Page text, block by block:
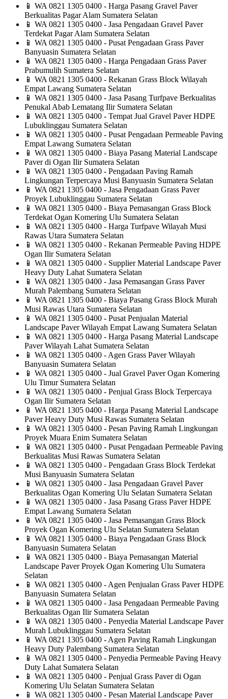
📱 WA 0821 1305 0400 - Harga Pasang Gravel Paver
Berkualitas Pagar Alam Sumatera Selatan
📱 WA 0821 1305 0400 - Jasa Pengadaan Gravel Paver
Terdekat Pagar Alam Sumatera Selatan
📱 WA 0821 1305 0400 - Pusat Pengadaan Grass Paver
Banyuasin Sumatera Selatan
📱 WA 0821 1305 0400 - Harga Pengadaan Grass Paver
Prabumulih Sumatera Selatan
📱 WA 0821 1305 0400 - Rekanan Grass Block Wilayah
Empat Lawang Sumatera Selatan
📱 WA 0821 1305 0400 - Jasa Pasang Turfpave Berkualitas
Penukal Abab Lematang Ilir Sumatera Selatan
📱 WA 0821 1305 0400 - Tempat Jual Gravel Paver HDPE
Lubuklinggau Sumatera Selatan
📱 WA 0821 1305 0400 - Pusat Pengadaan Permeable Paving
Empat Lawang Sumatera Selatan
📱 WA 0821 1305 0400 - Biaya Pasang Material Landscape
Paver di Ogan Ilir Sumatera Selatan
📱 WA 0821 1305 0400 - Pengadaan Paving Ramah
Lingkungan Terpercaya Musi Banyuasin Sumatera Selatan
📱 WA 0821 1305 0400 - Jasa Pengadaan Grass Paver
Proyek Lubuklinggau Sumatera Selatan
📱 WA 0821 1305 0400 - Biaya Pemasangan Grass Block
Terdekat Ogan Komering Ulu Sumatera Selatan
📱 WA 0821 1305 0400 - Harga Turfpave Wilayah Musi
Rawas Utara Sumatera Selatan
📱 WA 0821 1305 0400 - Rekanan Permeable Paving HDPE
Ogan Ilir Sumatera Selatan
📱 WA 0821 1305 0400 - Supplier Material Landscape Paver
Heavy Duty Lahat Sumatera Selatan
📱 WA 0821 1305 0400 - Jasa Pemasangan Grass Paver
Murah Palembang Sumatera Selatan
📱 WA 0821 1305 0400 - Biaya Pasang Grass Block Murah
Musi Rawas Utara Sumatera Selatan
📱 WA 0821 1305 0400 - Pusat Penjualan Material
Landscape Paver Wilayah Empat Lawang Sumatera Selatan
📱 WA 0821 1305 0400 - Harga Pasang Material Landscape
Paver Wilayah Lahat Sumatera Selatan
📱 WA 0821 1305 0400 - Agen Grass Paver Wilayah
Banyuasin Sumatera Selatan
📱 WA 0821 1305 0400 - Jual Gravel Paver Ogan Komering
Ulu Timur Sumatera Selatan
📱 WA 0821 1305 0400 - Penjual Grass Block Terpercaya
Ogan Ilir Sumatera Selatan
📱 WA 0821 1305 0400 - Harga Pasang Material Landscape
Paver Heavy Duty Musi Rawas Sumatera Selatan
📱 WA 0821 1305 0400 - Pesan Paving Ramah Lingkungan
Proyek Muara Enim Sumatera Selatan
📱 WA 0821 1305 0400 - Pusat Pengadaan Permeable Paving
Berkualitas Musi Rawas Sumatera Selatan
📱 WA 0821 1305 0400 - Pengadaan Grass Block Terdekat
Musi Banyuasin Sumatera Selatan
📱 WA 0821 1305 0400 - Jasa Pengadaan Gravel Paver
Berkualitas Ogan Komering Ulu Selatan Sumatera Selatan
📱 WA 0821 1305 0400 - Jasa Pasang Grass Paver HDPE
Empat Lawang Sumatera Selatan
📱 WA 0821 1305 0400 - Jasa Pemasangan Grass Block
Proyek Ogan Komering Ulu Selatan Sumatera Selatan
📱 WA 0821 1305 0400 - Biaya Pengadaan Grass Block
Banyuasin Sumatera Selatan
📱 WA 0821 1305 0400 - Biaya Pemasangan Material
Landscape Paver Proyek Ogan Komering Ulu Sumatera
Selatan
📱 WA 0821 1305 0400 - Agen Penjualan Grass Paver HDPE
Banyuasin Sumatera Selatan
📱 WA 0821 1305 0400 - Jasa Pengadaan Permeable Paving
Berkualitas Ogan Ilir Sumatera Selatan
📱 WA 0821 1305 0400 - Penyedia Material Landscape Paver
Murah Lubuklinggau Sumatera Selatan
📱 WA 0821 1305 0400 - Agen Paving Ramah Lingkungan
Heavy Duty Palembang Sumatera Selatan
📱 WA 0821 1305 0400 - Penyedia Permeable Paving Heavy
Duty Lahat Sumatera Selatan
📱 WA 0821 1305 0400 - Penjual Grass Paver di Ogan
Komering Ulu Selatan Sumatera Selatan
📱 WA 0821 1305 0400 - Pesan Material Landscape Paver